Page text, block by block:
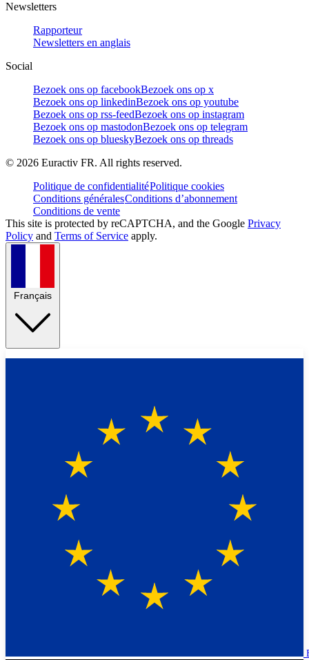
Newsletters
Rapporteur
Newsletters en anglais
Social
Bezoek ons op facebookBezoek ons op x
Bezoek ons op linkedinBezoek ons op youtube
Bezoek ons op rss-feedBezoek ons op instagram
Bezoek ons op mastodonBezoek ons op telegram
Bezoek ons op blueskyBezoek ons op threads
© 2026 Euractiv FR. All rights reserved.
Politique de confidentialitéPolitique cookies
Conditions généralesConditions d’abonnement
Conditions de vente
This site is protected by reCAPTCHA, and the Google Privacy
Policy and Terms of Service apply.
Français